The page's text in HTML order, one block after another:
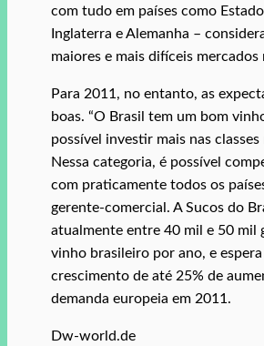
com tudo em países como
Inglaterra e Alemanha –
maiores e mais difíceis mercados
Para 2011, no entanto, as
boas. “O Brasil tem um bom
possível investir mais nas classes
Nessa categoria, é possível
com praticamente todos os
gerente-comercial. A Sucos do
atualmente entre 40 mil e 50 mil
vinho brasileiro por ano, e
crescimento de até 25% de
demanda europeia em 2011.
Dw-world.de